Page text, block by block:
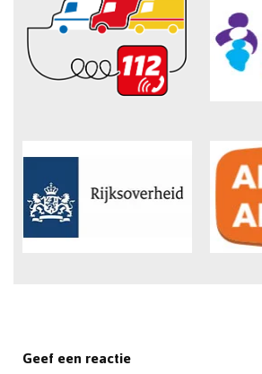
Geef een reactie